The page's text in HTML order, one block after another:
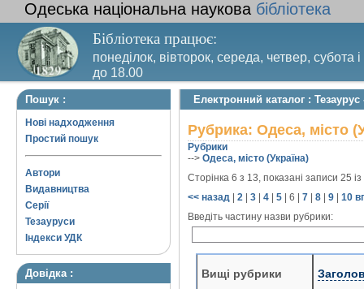
Одеська національна наукова бібліотека
Бібліотека працює:
понеділок, вівторок, середа, четвер, субота
до 18.00
Вихідний день – п’ятниця. Останній четвер
Пошук :
Нові надходження
Простий пошук
Автори
Видавництва
Серії
Тезауруси
Індекси УДК
Довідка :
Електронний каталог :
Рубрика: Одеса, місто
Рубрики
--> Одеса, місто (Україна)
Сторінка 6 з 13, показані записи 25
<< назад
2 3 4 5 6 7 8 9 10
Введіть частину назви рубрики:
Вищі рубрики